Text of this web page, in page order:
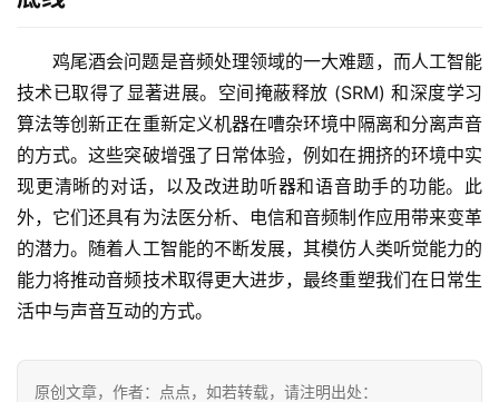
鸡尾酒会问题是音频处理领域的一大难题，而人工智能
技术已取得了显著进展。空间掩蔽释放 (SRM) 和深度学习
算法等创新正在重新定义机器在嘈杂环境中隔离和分离声音
的方式。这些突破增强了日常体验，例如在拥挤的环境中实
现更清晰的对话，以及改进助听器和语音助手的功能。此
外，它们还具有为法医分析、电信和音频制作应用带来变革
的潜力。随着人工智能的不断发展，其模仿人类听觉能力的
能力将推动音频技术取得更大进步，最终重塑我们在日常生
活中与声音互动的方式。
原创文章，作者：点点，如若转载，请注明出处：